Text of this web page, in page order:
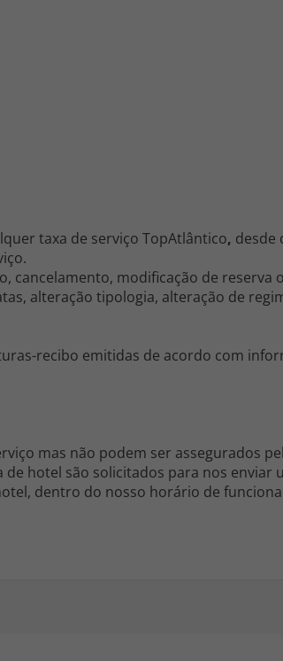
taxa de serviço TopAtlântico, desde
cancelamento, modificação de
alteração tipologia, alteração de
recibo emitidas de acordo com
mas não podem ser assegurados
hotel são solicitados para nos enviar
dentro do nosso horário de